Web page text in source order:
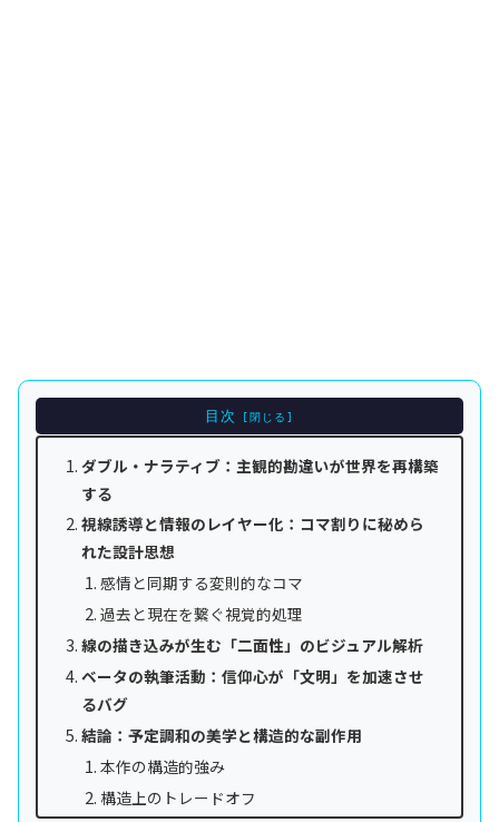
目次
ダブル・ナラティブ：主観的勘違いが世界を再構築
する
視線誘導と情報のレイヤー化：コマ割りに秘めら
れた設計思想
感情と同期する変則的なコマ
過去と現在を繋ぐ視覚的処理
線の描き込みが生む「二面性」のビジュアル解析
ベータの執筆活動：信仰心が「文明」を加速させ
るバグ
結論：予定調和の美学と構造的な副作用
本作の構造的強み
構造上のトレードオフ